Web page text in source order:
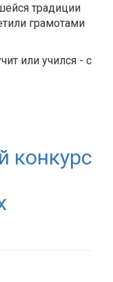
традиции
грамотами
или учился - с
конкурс